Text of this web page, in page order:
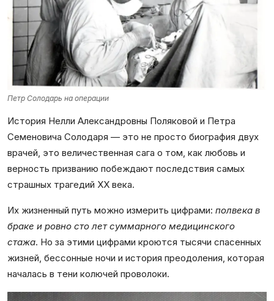
Петр Солодарь на операции
История Нелли Александровны Поляковой и Петра
Семеновича Солодаря — это не просто биография двух
врачей, это величественная сага о том, как любовь и
верность призванию побеждают последствия самых
страшных трагедий XX века.
Их жизненный путь можно измерить цифрами: полвека в
браке и ровно сто лет суммарного медицинского
стажа. Но за этими цифрами кроются тысячи спасенных
жизней, бессонные ночи и история преодоления, которая
началась в тени колючей проволоки.